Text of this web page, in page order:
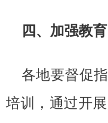
四、加强教
各地要督促
培训，通过开